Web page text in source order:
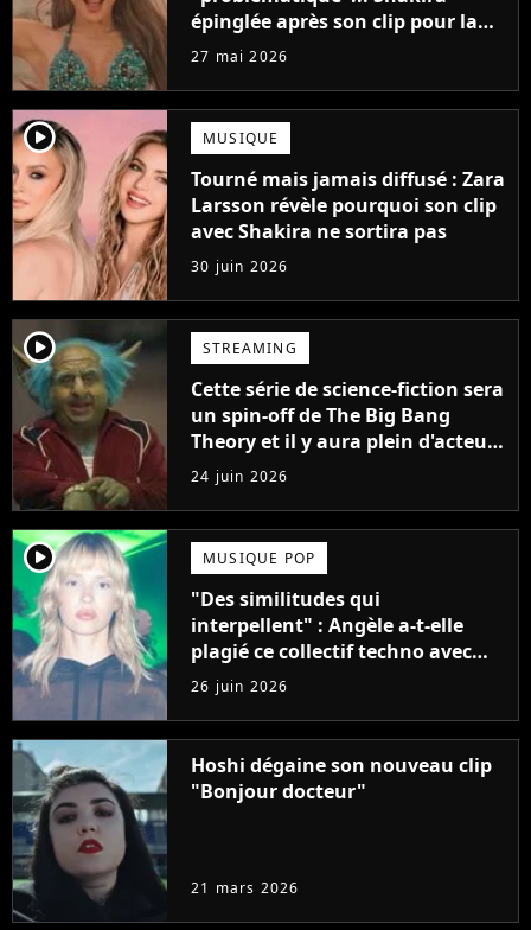
épinglée après son clip pour la
Coupe du Monde
27 mai 2026
player2 MUSIQUE
Tourné mais jamais diffusé : Zara
Larsson révèle pourquoi son clip
avec Shakira ne sortira pas
30 juin 2026
player2 STREAMING
Cette série de science-fiction sera
un spin-off de The Big Bang
Theory et il y aura plein d'acteurs
cultes dedans
24 juin 2026
player2 MUSIQUE POP
"Des similitudes qui
interpellent" : Angèle a-t-elle
plagié ce collectif techno avec
son dernier clip ?
26 juin 2026
Hoshi dégaine son nouveau clip
"Bonjour docteur"
21 mars 2026